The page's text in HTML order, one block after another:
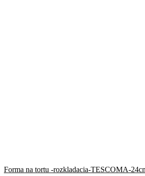
Forma na tortu -rozkladacia-TESCOMA-